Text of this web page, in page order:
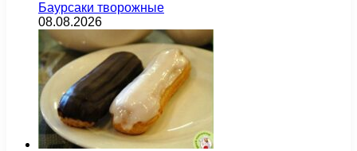
Баурсаки творожные
08.08.2026